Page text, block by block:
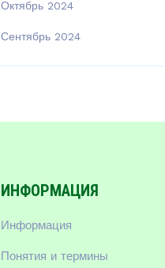
Октябрь 2024
Сентябрь 2024
ИНФОРМАЦИЯ
Информация
Понятия и термины